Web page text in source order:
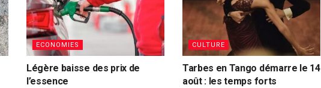
ECONOMIES
Légère baisse des prix de
l’essence
CULTURE
Tarbes en Tango démarre le 14
août : les temps forts